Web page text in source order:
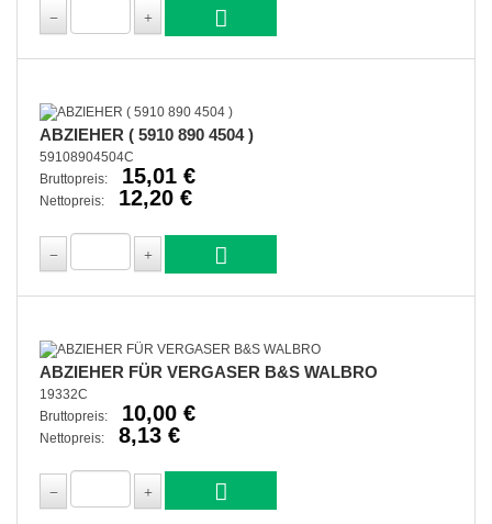
ABZIEHER ( 5910 890 4504 )
59108904504C
Bruttopreis:
15,01 €
Nettopreis: 12,20 €
ABZIEHER FÜR VERGASER B&S WALBRO
19332C
Bruttopreis:
10,00 €
Nettopreis: 8,13 €